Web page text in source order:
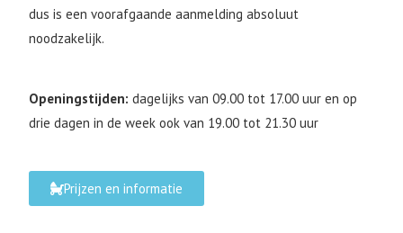
dus is een voorafgaande aanmelding absoluut
noodzakelijk.
Openingstijden: dagelijks van 09.00 tot 17.00 uur en op
drie dagen in de week ook van 19.00 tot 21.30 uur
Prijzen en informatie